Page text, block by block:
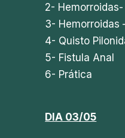
2-
3- Hemorroidas
4- Quisto
5- Fistula Anal
6- Prática
DIA 03/05